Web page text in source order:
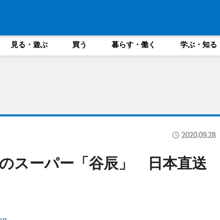
見る・遊ぶ 買う 暮らす・働く 学ぶ・知る
2020.09.28
スーパー「谷辰」 日本直送